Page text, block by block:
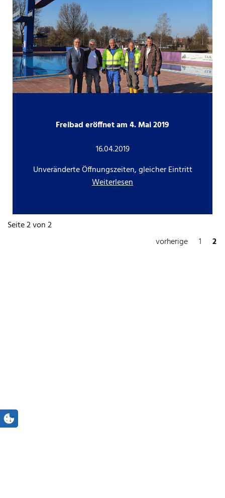
Freibad eröffnet am 4. Mai 2019
16.04.2019
Unveränderte Öffnungszeiten, gleicher Eintritt
Weiterlesen
Seite 2 von 2
vorherige
1 2